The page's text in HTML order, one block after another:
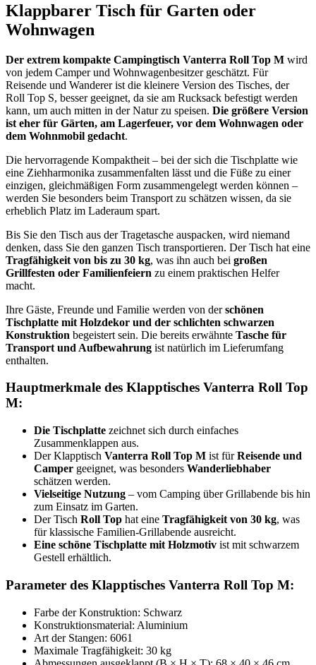
Klappbarer Tisch für Garten oder
Wohnwagen
Der extrem kompakte Campingtisch Vanterra Roll Top M wird
von jedem Camper und Wohnwagenbesitzer geschätzt. Für
Reisende und Wanderer ist die kleinere Version des Tisches, der
Roll Top S, besser geeignet, da sie am Rucksack befestigt werden
kann, um auch mitten in der Natur zu speisen. Die größere Version
ist eher für Gärten, am Lagerfeuer, vor dem Wohnwagen oder
dem Wohnmobil gedacht.
Die hervorragende Kompaktheit – bei der sich die Tischplatte wie
eine Ziehharmonika zusammenfalten lässt und die Füße zu einer
einzigen, gleichmäßigen Form zusammengelegt werden können –
werden Sie besonders beim Transport zu schätzen wissen, da sie
erheblich Platz im Laderaum spart.
Bis Sie den Tisch aus der Tragetasche auspacken, wird niemand
denken, dass Sie den ganzen Tisch transportieren. Der Tisch hat eine
Tragfähigkeit von bis zu 30 kg, was ihn auch bei großen
Grillfesten oder Familienfeiern zu einem praktischen Helfer
macht.
Ihre Gäste, Freunde und Familie werden von derschönen
Tischplatte mit Holzdekor und der schlichten schwarzen
Konstruktion begeistert sein. Die bereits erwähnte Tasche für
Transport und Aufbewahrung ist natürlich im Lieferumfang
enthalten.
Hauptmerkmale des Klapptisches Vanterra Roll Top
M:
Die Tischplatte zeichnet sich durch einfaches
Zusammenklappen aus.
Der Klapptisch Vanterra Roll Top M ist fürReisende und
Camper geeignet, was besonders Wanderliebhaber
schätzen werden.
Vielseitige Nutzung – vom Camping über Grillabende bis hin
zum Einsatz im Garten.
Der Tisch Roll Top hat eine Tragfähigkeit von 30 kg, was
für klassische Familien-Grillabende ausreicht.
Eine schöne Tischplatte mit Holzmotiv ist mit schwarzem
Gestell erhältlich.
Parameter des Klapptisches Vanterra Roll Top M:
Farbe der Konstruktion: Schwarz
Konstruktionsmaterial: Aluminium
Art der Stangen: 6061
Maximale Tragfähigkeit: 30 kg